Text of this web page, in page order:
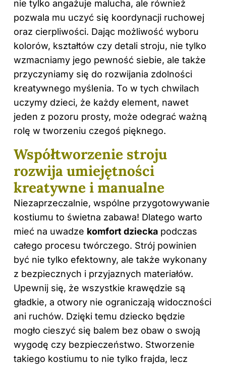
nie tylko angażuje malucha, ale również
pozwala mu uczyć się koordynacji ruchowej
oraz cierpliwości. Dając możliwość wyboru
kolorów, kształtów czy detali stroju, nie tylko
wzmacniamy jego pewność siebie, ale także
przyczyniamy się do rozwijania zdolności
kreatywnego myślenia. To w tych chwilach
uczymy dzieci, że każdy element, nawet
jeden z pozoru prosty, może odegrać ważną
rolę w tworzeniu czegoś pięknego.
Współtworzenie stroju
rozwija umiejętności
kreatywne i manualne
Niezaprzeczalnie, wspólne przygotowywanie
kostiumu to świetna zabawa! Dlatego warto
mieć na uwadze komfort dziecka podczas
całego procesu twórczego. Strój powinien
być nie tylko efektowny, ale także wykonany
z bezpiecznych i przyjaznych materiałów.
Upewnij się, że wszystkie krawędzie są
gładkie, a otwory nie ograniczają widoczności
ani ruchów. Dzięki temu dziecko będzie
mogło cieszyć się balem bez obaw o swoją
wygodę czy bezpieczeństwo. Stworzenie
takiego kostiumu to nie tylko frajda, lecz